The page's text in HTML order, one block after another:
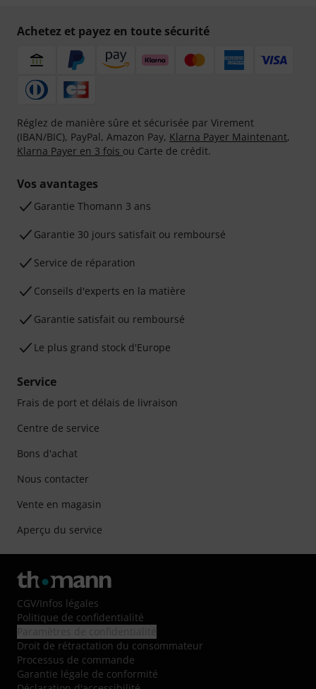
Achetez et payez en toute sécurité
Réglez de manière sûre et sécurisée par Virement
(IBAN/BIC), PayPal, Amazon Pay, Klarna Payer Maintenant,
Klarna Payer en 3 fois ou Carte de crédit.
Vos avantages
Ga­ran­tie Thomann 3 ans
Garantie 30 jours satisfait ou remboursé
Service de réparation
Conseils d'experts en la matière
Garantie satisfait ou remboursé
Le plus grand stock d'Europe
Service
Frais de port et délais de livraison
Centre de service
Bons d'achat
Nous contacter
Vente en magasin
Aperçu du service
CGV/Infos légales
Politique de confidentialité
Droit de rétractation du consommateur
Processus de commande
Garantie légale de conformité